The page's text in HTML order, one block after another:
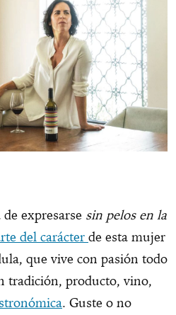
expresarse sin pelos en la
del carácter de esta mujer
que vive con pasión todo
tradición, producto, vino,
. Guste o no